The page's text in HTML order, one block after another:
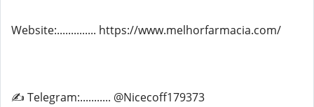
Website:.............. https://www.melhorfarmacia.com/
✍ Telegram:........... @Nicecoff179373